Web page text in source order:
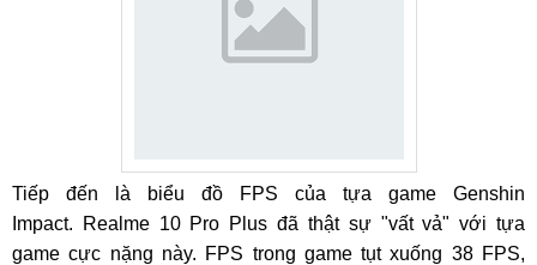
Tiếp đến là biểu đồ FPS của tựa game Genshin
Impact. Realme 10 Pro Plus đã thật sự "vất vả" với tựa
game cực nặng này. FPS trong game tụt xuống 38 FPS,